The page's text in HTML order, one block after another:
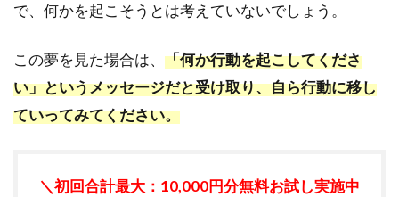
味
5.2
夢占
い｜
の夢
で、何かを起こそうとは考えていないでしょう。
この夢を見た場合は、 「何か行動を起こしてくださ
い」というメッセージだと受け取り、自ら行動に移し
ていってみてください。
＼初回合計最大：10,000円分無料お試し実施中